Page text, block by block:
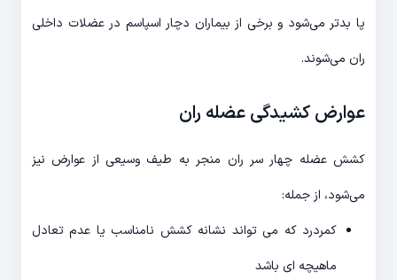
پا بدتر می‌شود و برخی از بیماران دچار اسپاسم در عضلات داخلی
ران می‌شوند.
عوارض کشیدگی عضله ران
کشش عضله چهار سر ران منجر به طیف وسیعی از عوارض نیز
می‌شود، از جمله:
کمردرد که می تواند نشانه کشش نامناسب یا عدم تعادل
ماهیچه ای باشد